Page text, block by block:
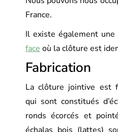
France.
Il existe également une
face où la clôture est
Fabrication
La clôture jointive est
qui sont constitués
ronds écorcés et